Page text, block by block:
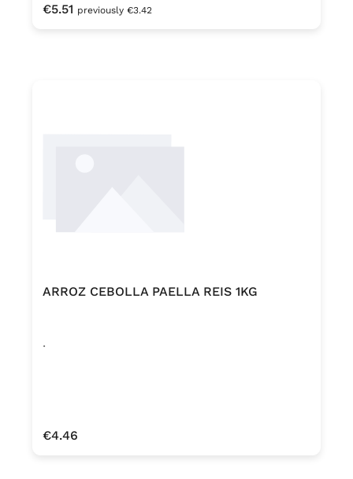
Regular price:
€5.51 previously €3.42
ARROZ CEBOLLA PAELLA REIS 1KG
.
Regular price:
€4.46